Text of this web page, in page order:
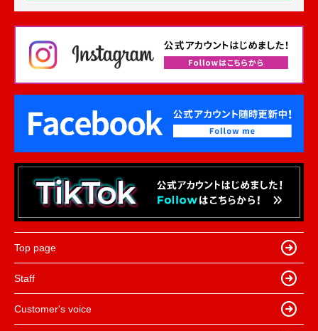
Top page
Staff
Customer's voice